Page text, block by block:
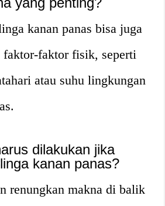
kanan panas bisa juga
faktor-faktor fisik, seperti
atau suhu lingkungan
dilakukan jika
kanan panas?
renungkan makna di balik